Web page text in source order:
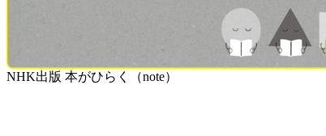
NHK出版 本がひらく（note）